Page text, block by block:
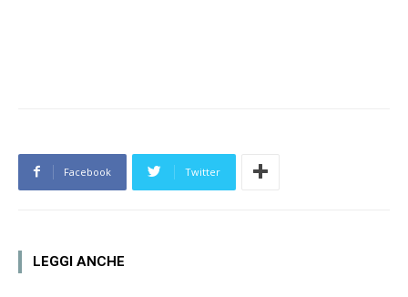
Facebook Twitter
LEGGI ANCHE